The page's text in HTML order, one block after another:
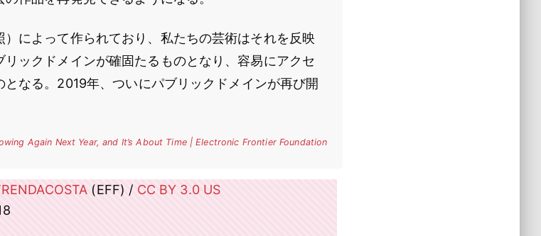
によって作られており、私たちの芸術はそれを反映
ックドメインが確固たるものとなり、容易にアクセ
なる。2019年、ついにパブリックドメインが再び開
Again Next Year, and It’s About Time | Electronic Frontier Foundation
(EFF) / CC BY 3.0 US